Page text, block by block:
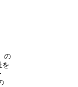
の
を